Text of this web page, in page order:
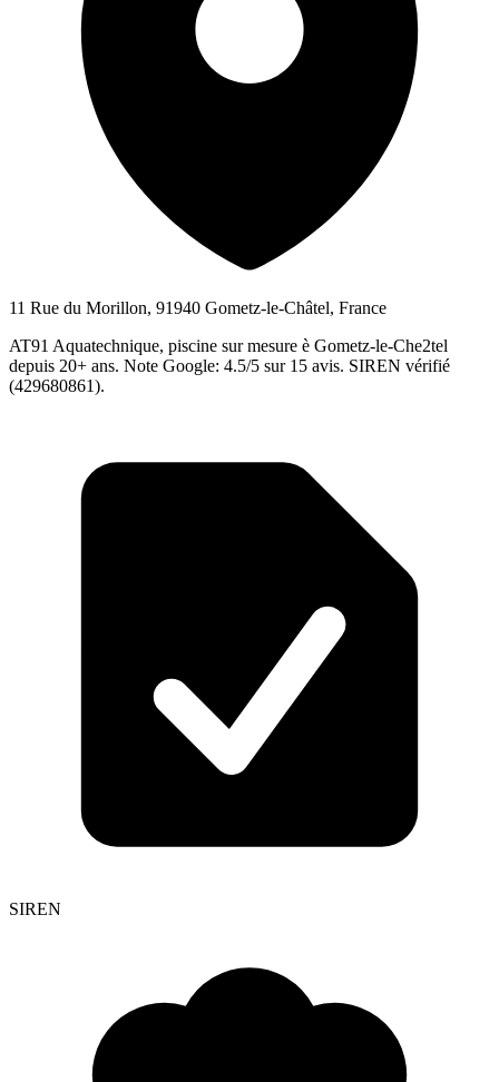
11 Rue du Morillon, 91940 Gometz-le-Châtel, France
AT91 Aquatechnique, piscine sur mesure è Gometz-le-Che2tel
depuis 20+ ans. Note Google: 4.5/5 sur 15 avis. SIREN vérifié
(429680861).
SIREN